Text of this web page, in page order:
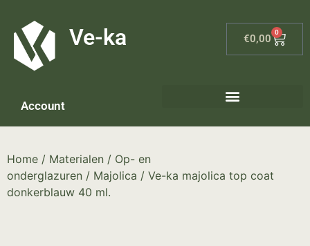
Ve-ka €0,00
0
Account
Home / Materialen / Op- en
onderglazuren / Majolica / Ve-ka majolica top coat
donkerblauw 40 ml.